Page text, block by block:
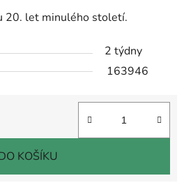
20. let minulého století.
2 týdny
163946
KOŠÍKU